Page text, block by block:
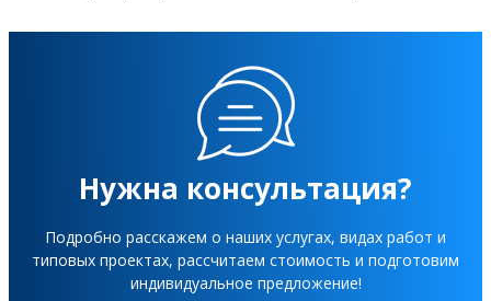
Нужна консультация?
Подробно расскажем о наших услугах, видах работ и
типовых проектах, рассчитаем стоимость и подготовим
индивидуальное предложение!